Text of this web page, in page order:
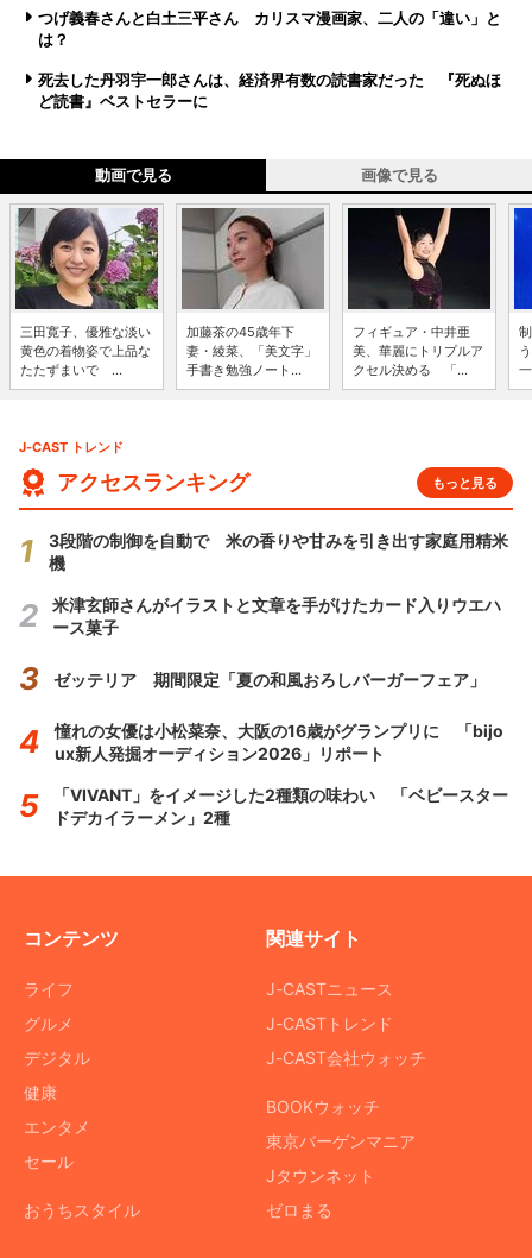
つげ義春さんと白土三平さん カリスマ漫画家、二人の「違い」と
は？
死去した丹羽宇一郎さんは、経済界有数の読書家だった 『死ぬほ
ど読書』ベストセラーに
動画で見る 画像で見る
三田寛子、優雅な淡い
黄色の着物姿で上品な
たたずまいで ...
加藤茶の45歳年下
妻・綾菜、「美文字」
手書き勉強ノート...
フィギュア・中井亜
美、華麗にトリプルア
クセル決める 「...
J-CAST トレンド
アクセスランキング もっと見る
3段階の制御を自動で 米の香りや甘みを引き出す家庭用精米
機
米津玄師さんがイラストと文章を手がけたカード入りウエハ
ース菓子
ゼッテリア 期間限定「夏の和風おろしバーガーフェア」
憧れの女優は小松菜奈、大阪の16歳がグランプリに 「bijo
ux新人発掘オーディション2026」リポート
「VIVANT」をイメージした2種類の味わい 「ベビースター
ドデカイラーメン」2種
コンテンツ
ライフ
グルメ
デジタル
健康
エンタメ
セール
おうちスタイル
関連サイト
J-CASTニュース
J-CASTトレンド
J-CAST会社ウォッチ
BOOKウォッチ
東京バーゲンマニア
Jタウンネット
ゼロまる